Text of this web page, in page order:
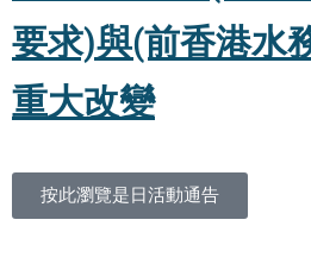
要求)與(前香港水
重大改變
按此瀏覽是日活動通告